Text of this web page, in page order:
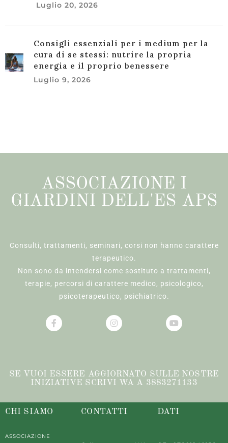
Luglio 20, 2026
Consigli essenziali per i medium per la
cura di se stessi: nutrire la propria
energia e il proprio benessere
Luglio 9, 2026
ASSOCIAZIONE I
GIARDINI DELL'ES APS
Consulti, trattamenti, seminari, corsi non hanno carattere
terapeutico.
Non sono da intendersi come sostituto a trattamenti,
terapie, percorsi di carattere medico, psicologico,
psicoterapeutico, psichiatrico.
SE VUOI ESSERE AGGIORNATO SULLE NOSTRE
INIZIATIVE SCRIVI WA A 3883271133
CHI SIAMO
ASSOCIAZIONE
CONTATTI DATI